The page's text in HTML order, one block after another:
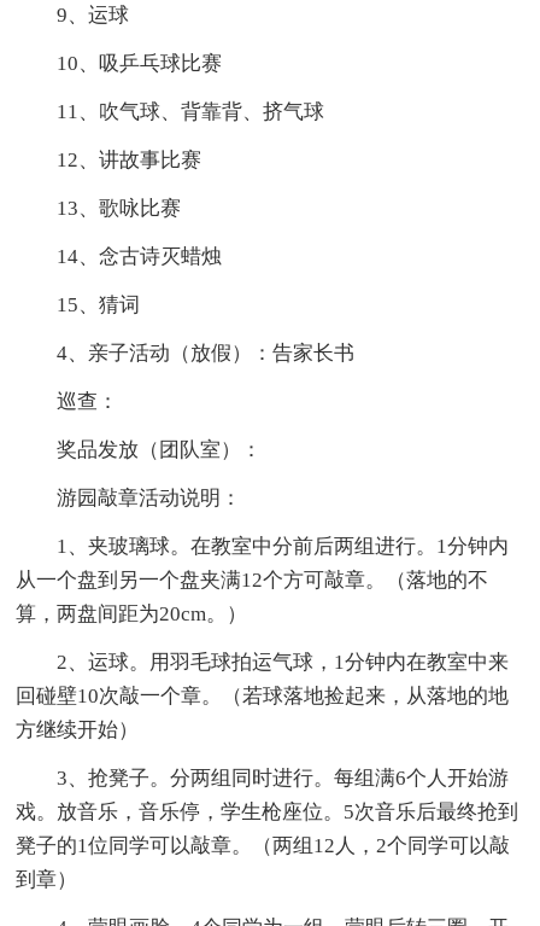
9、运球
10、吸乒乓球比赛
11、吹气球、背靠背、挤气球
12、讲故事比赛
13、歌咏比赛
14、念古诗灭蜡烛
15、猜词
4、亲子活动（放假）：告家长书
巡查：
奖品发放（团队室）：
游园敲章活动说明：
1、夹玻璃球。在教室中分前后两组进行。1分钟内
从一个盘到另一个盘夹满12个方可敲章。（落地的不
算，两盘间距为20cm。）
2、运球。用羽毛球拍运气球，1分钟内在教室中来
回碰壁10次敲一个章。（若球落地捡起来，从落地的地
方继续开始）
3、抢凳子。分两组同时进行。每组满6个人开始游
戏。放音乐，音乐停，学生枪座位。5次音乐后最终抢到
凳子的1位同学可以敲章。（两组12人，2个同学可以敲
到章）